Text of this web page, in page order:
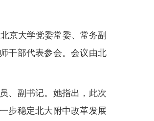
京大学党委常委、常务副
干部代表参会。会议由北
、副书记。她指出，此次
步稳定北大附中改革发展